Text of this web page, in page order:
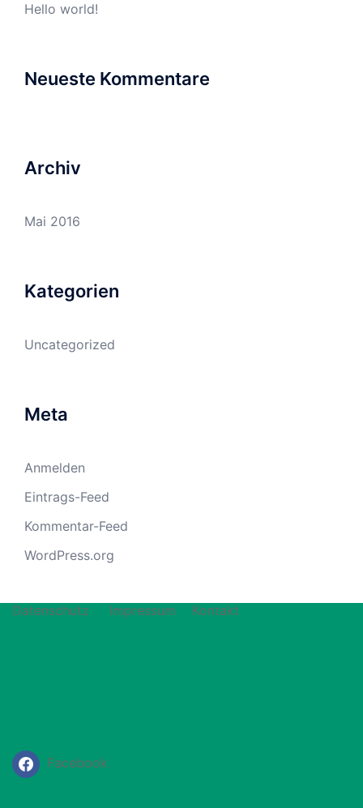
Hello world!
Neueste Kommentare
Archiv
Mai 2016
Kategorien
Uncategorized
Meta
Anmelden
Eintrags-Feed
Kommentar-Feed
WordPress.org
Datenschutz Impressum Kontakt
Facebook